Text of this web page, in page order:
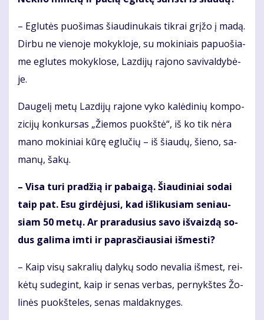
– Eg­lu­tės puo­ši­mas šiau­di­nu­kais tik­rai grį­žo į ma­dą.
Dir­bu ne vie­no­je mo­kyk­lo­je, su mo­ki­niais pa­puo­šia­
me eg­lu­tes mo­kyk­lo­se, Laz­di­jų ra­jo­no sa­vi­val­dy­bė­
je.
Dau­ge­lį me­tų Laz­di­jų ra­jo­ne vy­ko ka­lė­di­nių kom­po­
zi­ci­jų kon­kur­sas „Žie­mos puokš­tė“, iš ko tik nė­ra
ma­no mo­ki­niai kū­rę eg­lu­čių – iš šiau­dų, šie­no, sa­
ma­nų, ša­kų.
– Vi­sa tu­ri pra­džią ir pa­bai­gą. Šiau­di­niai so­dai
taip pat. Esu gir­dė­ju­si, kad iš­li­ku­siam se­niau­
siam 50 me­tų. Ar pra­ra­du­sius sa­vo iš­vaiz­dą so­
dus ga­li­ma im­ti ir pa­pras­čiau­siai iš­mes­ti?
– Kaip vi­sų sak­ra­lių da­ly­kų so­do ne­va­lia iš­mest, rei­
kė­tų su­de­gint, kaip ir se­nas ver­bas, per­nykš­tes Žo­
li­nės puokš­te­les, se­nas mal­dak­ny­ges.